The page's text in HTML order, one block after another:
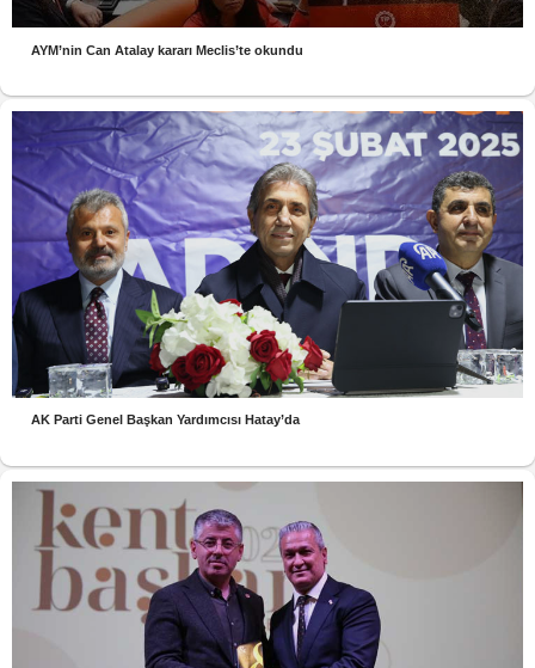
AYM’nin Can Atalay kararı Meclis’te okundu
AK Parti Genel Başkan Yardımcısı Hatay’da